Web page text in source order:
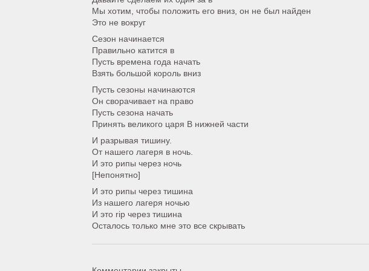
Мы хотим, чтобы положить его вниз, он не был найден
Это не вокруг
Сезон начинается
Правильно катится в
Пусть времена года начать
Взять большой король вниз
Пусть сезоны начинаются
Он сворачивает на право
Пусть сезона начать
Принять великого царя В нижней части
И разрывая тишину.
От нашего лагеря в ночь.
И это рипы через ночь
[Непонятно]
И это рипы через тишина
Из нашего лагеря ночью
И это rip через тишина
Осталось только мне это все скрывать